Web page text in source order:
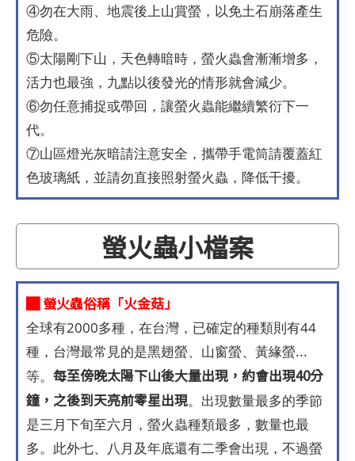
④勿在大雨、地震後上山賞螢，以免土石崩落產生
危險。
⑤太陽剛下山，天色轉暗時，螢火蟲會漸漸增多，
活力也最強，九點以後發光的情形就會減少。
⑥勿任意捕捉或帶回，讓螢火蟲能繼續繁衍下一
代。
⑦山區燈光灰暗請注意安全，攜帶手電筒請覆蓋紅
色玻璃紙，並請勿直接照射螢火蟲，降低干擾。
螢火蟲小檔案
█ 螢火蟲俗稱「火金菇」
全球有2000多種，在台灣，已確定的種類則有44
種，台灣最常見的是黑翅螢、山窗螢、黃緣螢...
等。 每至傍晚太陽下山後大量出現，約會出現40分
鐘，之後到天亮前零星出現。出現數量最多的季節
是三月下旬至六月，螢火蟲種類最多，數量也最
多。此外七、八月及年底還有二季會出現，不過螢